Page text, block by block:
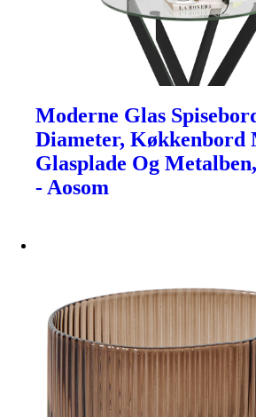
Moderne Glas
Diameter, Køkkenbord
Glasplade Og
- Aosom